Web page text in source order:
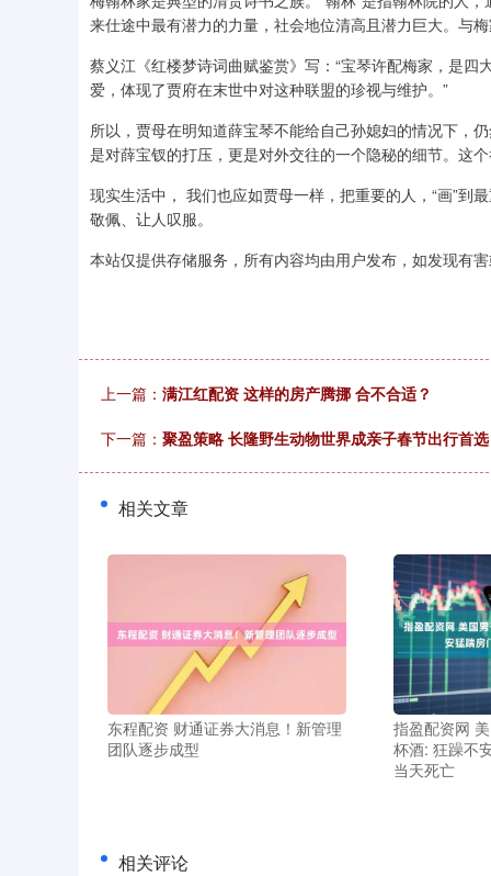
来仕途中最有潜力的力量，社会地位清高且潜力巨大。与
蔡义江《红楼梦诗词曲赋鉴赏》写：“宝琴许配梅家，是
爱，体现了贾府在末世中对这种联盟的珍视与维护。”
所以，贾母在明知道薛宝琴不能给自己孙媳妇的情况下，
是对薛宝钗的打压，更是对外交往的一个隐秘的细节。这
现实生活中， 我们也应如贾母一样，把重要的人，“画”到
敬佩、让人叹服。
本站仅提供存储服务，所有内容均由用户发布，如发现有害
上一篇： 满江红配资 这样的房产腾挪 合不合适？
下一篇： 聚盈策略 长隆野生动物世界成亲子春节出行首
相关文章
东程配资 财通证券大消息！新管理
团队逐步成型
指盈配资网
杯酒: 狂躁不
当天死亡
相关评论